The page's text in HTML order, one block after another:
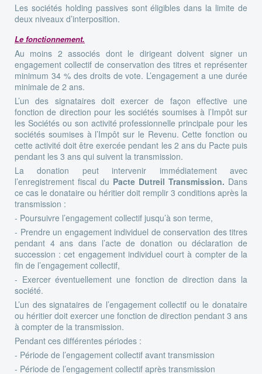
Les sociétés holding passives sont éligibles dans la limite de
deux niveaux d’interposition.
Le fonctionnement.
Au moins 2 associés dont le dirigeant doivent signer un
engagement collectif de conservation des titres et représenter
minimum 34 % des droits de vote. L’engagement a une durée
minimale de 2 ans.
L’un des signataires doit exercer de façon effective une
fonction de direction pour les sociétés soumises à l’Impôt sur
les Sociétés ou son activité professionnelle principale pour les
sociétés soumises à l’Impôt sur le Revenu. Cette fonction ou
cette activité doit être exercée pendant les 2 ans du Pacte puis
pendant les 3 ans qui suivent la transmission.
La donation peut intervenir immédiatement avec
l’enregistrement fiscal du Pacte Dutreil Transmission. Dans
ce cas le donataire ou héritier doit remplir 3 conditions après la
transmission :
- Poursuivre l’engagement collectif jusqu’à son terme,
- Prendre un engagement individuel de conservation des titres
pendant 4 ans dans l’acte de donation ou déclaration de
succession : cet engagement individuel court à compter de la
fin de l’engagement collectif,
- Exercer éventuellement une fonction de direction dans la
société.
L’un des signataires de l’engagement collectif ou le donataire
ou héritier doit exercer une fonction de direction pendant 3 ans
à compter de la transmission.
Pendant ces différentes périodes :
- Période de l’engagement collectif avant transmission
- Période de l’engagement collectif après transmission